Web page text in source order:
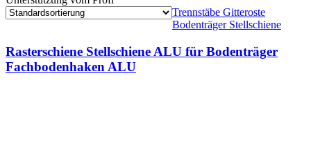
Trennstäbe Gitteroste
Bodenträger Stellschiene
Rasterschiene Stellschiene ALU für Bodenträger
Fachbodenhaken ALU